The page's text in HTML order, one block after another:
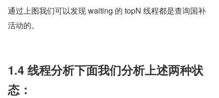
通过上图我们可以发现 waiting 的 topN 线程都是查询国补
活动的。
1.4 线程分析下面我们分析上述两种状
态：